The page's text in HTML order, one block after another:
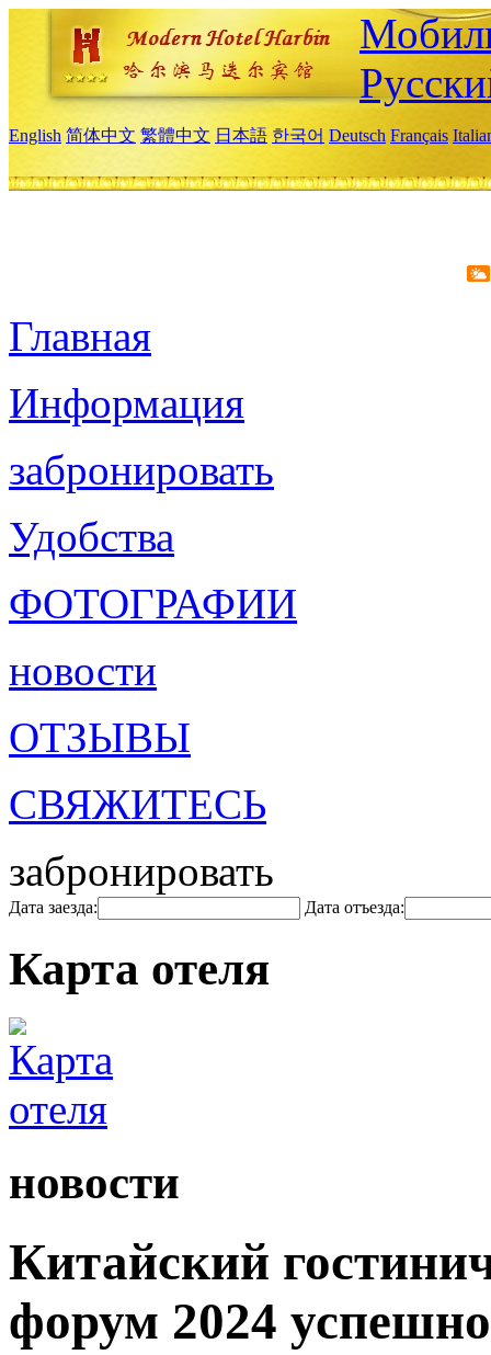
English 简体中文 繁體中文 日本語 한국어 Deutsch Français
Главная
Информация
забронировать
Удобства
ФОТОГРАФИИ
новости
ОТЗЫВЫ
СВЯЖИТЕСЬ
забронировать
Дата заезда: Дата отъезда:
Карта отеля
новости
Китайский
форум 2024